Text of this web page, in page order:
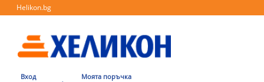
Helikon.bg
Вход Моята поръчка